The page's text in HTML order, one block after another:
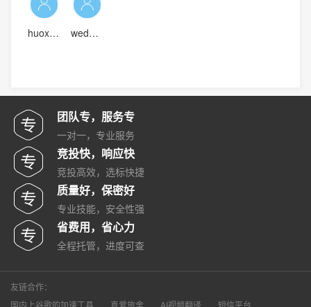
huoxiaowei wedoon
团队专，服务专
一对一，专业服务
竞投快，响应快
竞投高效，选标快捷
质量好，保密好
专业技能，安全性强
省费用，省心力
全程托管，进度可查
友链合作：
国内上谷歌的加速工具
真爱旅舍 AI视频翻译 短信平台